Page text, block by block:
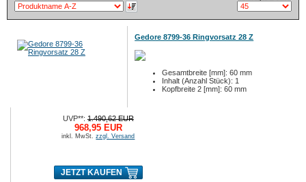
Gedore 8799-36 Ringvorsatz 28 Z
Gesamtbreite [mm]: 60 mm
Inhalt (Anzahl Stück): 1
Kopfbreite 2 [mm]: 60 mm
UVP**:1.490,62 EUR
968,95 EUR
inkl. MwSt.zzgl. Versand
JETZT KAUFEN